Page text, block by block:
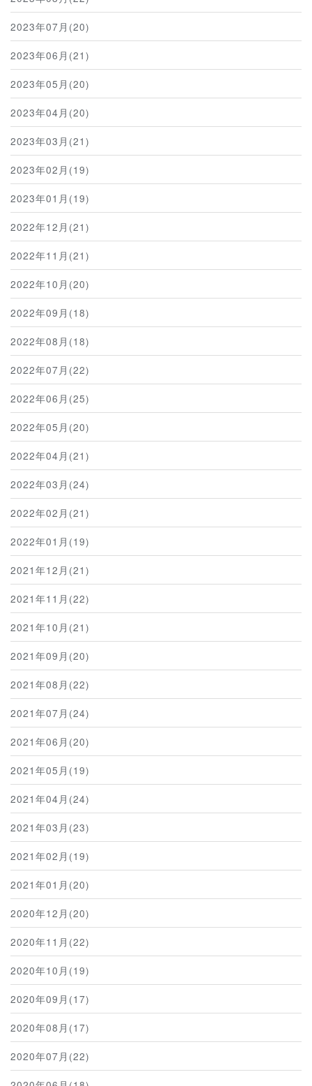
2023年07月(20)
2023年06月(21)
2023年05月(20)
2023年04月(20)
2023年03月(21)
2023年02月(19)
2023年01月(19)
2022年12月(21)
2022年11月(21)
2022年10月(20)
2022年09月(18)
2022年08月(18)
2022年07月(22)
2022年06月(25)
2022年05月(20)
2022年04月(21)
2022年03月(24)
2022年02月(21)
2022年01月(19)
2021年12月(21)
2021年11月(22)
2021年10月(21)
2021年09月(20)
2021年08月(22)
2021年07月(24)
2021年06月(20)
2021年05月(19)
2021年04月(24)
2021年03月(23)
2021年02月(19)
2021年01月(20)
2020年12月(20)
2020年11月(22)
2020年10月(19)
2020年09月(17)
2020年08月(17)
2020年07月(22)